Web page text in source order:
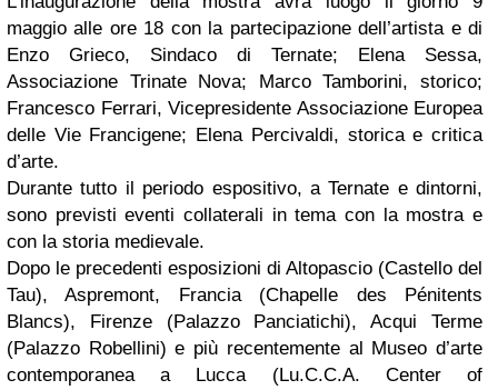
maggio alle ore 18 con la partecipazione dell’artista e di
Enzo Grieco, Sindaco di Ternate; Elena Sessa,
Associazione Trinate Nova; Marco Tamborini, storico;
Francesco Ferrari, Vicepresidente Associazione Europea
delle Vie Francigene; Elena Percivaldi, storica e critica
d’arte.
Durante tutto il periodo espositivo, a Ternate e dintorni,
sono previsti eventi collaterali in tema con la mostra e
con la storia medievale.
Dopo le precedenti esposizioni di Altopascio (Castello del
Tau), Aspremont, Francia (Chapelle des Pénitents
Blancs), Firenze (Palazzo Panciatichi), Acqui Terme
(Palazzo Robellini) e più recentemente al Museo d’arte
contemporanea a Lucca (Lu.C.C.A. Center of